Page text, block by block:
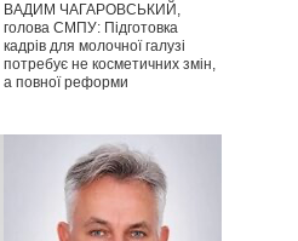
ВАДИМ ЧАГАРОВСЬКИЙ,
голова СМПУ: Підготовка
кадрів для молочної галузі
потребує не косметичних змін,
а повної реформи